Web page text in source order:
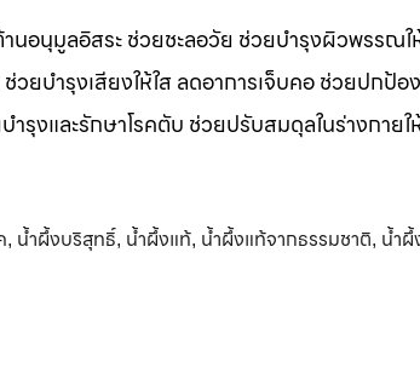
นอนุมูลอิสระ ช่วยชะลอวัย ช่วยบำรุงผิวพรรณ
ยบำรุงเสียงให้ใส ลดอาการเจ็บคอ ช่วยปกป้
งและรักษาโรคตับ ช่วยปรับสมดุลในร่างกายใ
, น้ำผึ้งบริสุทธิ์, น้ำผึ้งแท้, น้ำผึ้งแท้จากธรรมชาติ, น้ำผึ้